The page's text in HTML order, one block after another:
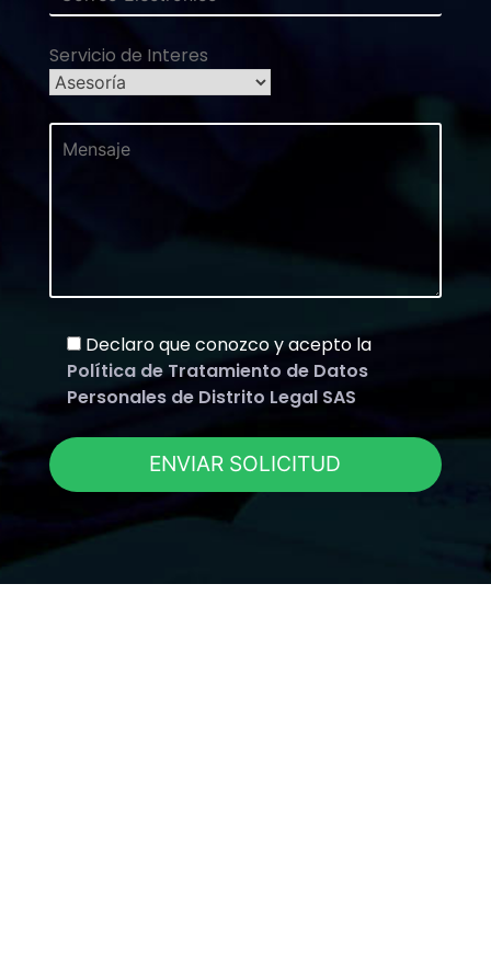
Servicio de Interes
Declaro que conozco y acepto la
Política de Tratamiento de Datos
Personales de Distrito Legal SAS